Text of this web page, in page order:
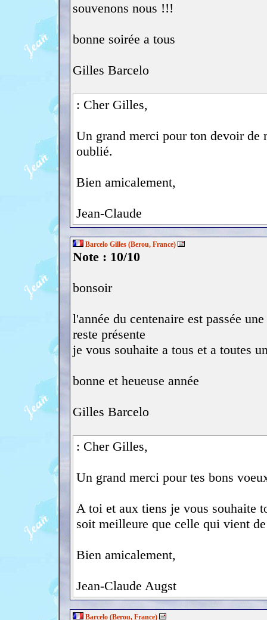
souvenons nous !!!
bonne soirée a tous
Gilles Barcelo
: Cher Gilles,
Un grand merci pour ton devoir de
oublié.
Bien amicalement,
Jean-Claude
Barcelo Gilles (Berou, France)
Note : 10/10
bonsoir
l'année du centenaire est passée
reste présente
je vous souhaite a tous et a toutes
bonne et heueuse année
Gilles Barcelo
: Cher Gilles,
Un grand merci pour tes bons
A toi et aux tiens je vous souhaite
soit meilleure que celle qui vient
Bien amicalement,
Jean-Claude Augst
Barcelo (Berou, France)